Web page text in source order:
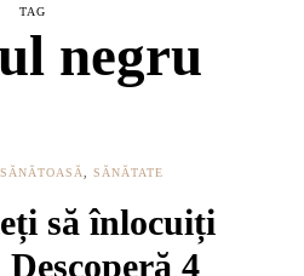
TAG
negru
SĂNĂTATE
să înlocuiți
Descoperă 4